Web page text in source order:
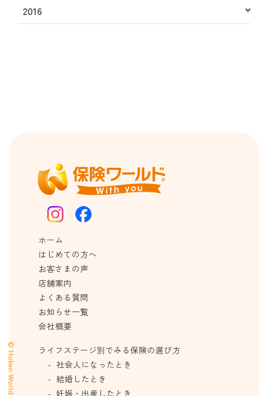
2016
ホーム
はじめての方へ
お客さまの声
店舗案内
よくある質問
お知らせ一覧
会社概要
ライフステージ別でみる保険の選び方
社会人になったとき
結婚したとき
妊娠・出産したとき
© Hoken World